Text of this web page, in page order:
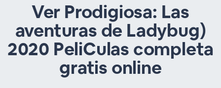
Ver Prodigiosa: Las
aventuras de Ladybug)
2020 PeliCulas completa
gratis online